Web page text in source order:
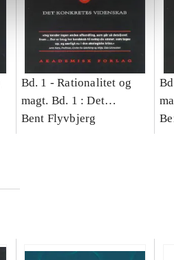
Bd. 1 -Rationalitet og
magt. Bd. 1 : Det
konkretes videnskab
Bent Flyvbjerg